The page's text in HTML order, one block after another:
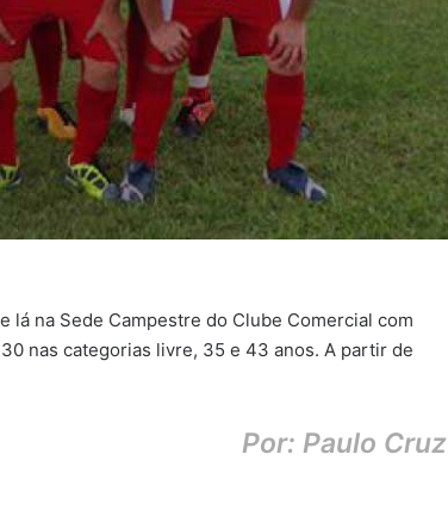
lá na Sede Campestre do Clube Comercial com
nas categorias livre, 35 e 43 anos. A partir de
Por: Paulo Cruz